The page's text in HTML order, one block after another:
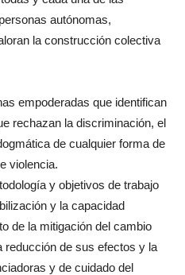
autónomas,
la construcción colectiva
empoderadas que identifican
rechazan la discriminación, el
de cualquier forma de
violencia.
y objetivos de trabajo
y la capacidad
de la mitigación del cambio
reducción de sus efectos y la
y de cuidado del